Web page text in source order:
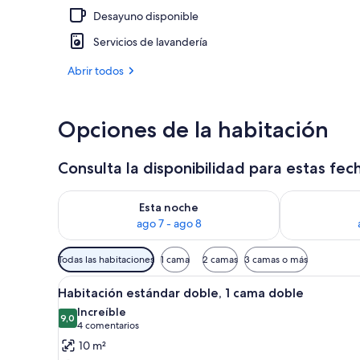
Desayuno disponible
Servicios de lavandería
Abrir todos
Opciones de la habitación
Consulta la disponibilidad para estas
Esta noche
ago 7 - ago 8
Consulta la disponibilidad para esta noche, ago 7 -
Consulta la
Filtros
disponibles
para
las
habitaciones
Todas las habitaciones 1 cama 2 camas 3 camas o más
Abrir
todas
las
fotos
Un dormitorio con una cama
11
Habitación estándar doble, 1 cama doble
9,09,0 de 10
Increíble
4 comentarios
(4 comentarios)
10 m²